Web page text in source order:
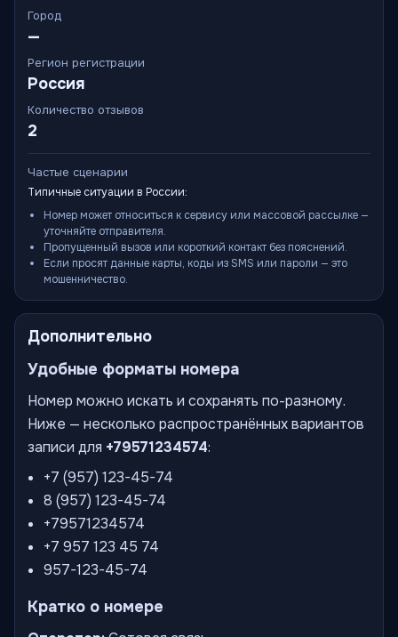
Город
—
Регион регистрации
Россия
Количество отзывов
2
Частые сценарии
Типичные ситуации в России:
Номер может относиться к сервису или массовой рассылке —
уточняйте отправителя.
Пропущенный вызов или короткий контакт без пояснений.
Если просят данные карты, коды из SMS или пароли — это
мошенничество.
Дополнительно
Удобные форматы номера
Номер можно искать и сохранять по-разному.
Ниже — несколько распространённых вариантов
записи для +79571234574:
+7 (957) 123-45-74
8 (957) 123-45-74
+79571234574
+7 957 123 45 74
957-123-45-74
Кратко о номере